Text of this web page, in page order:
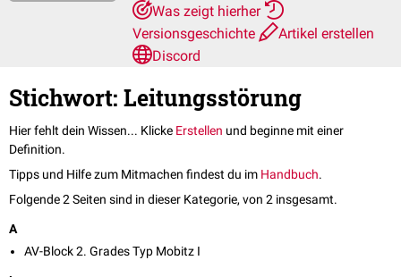
Was zeigt hierher
Versionsgeschichte
Artikel erstellen
Discord
Stichwort: Leitungsstörung
Hier fehlt dein Wissen... Klicke Erstellen und beginne mit einer
Definition.
Tipps und Hilfe zum Mitmachen findest du im Handbuch.
Folgende 2 Seiten sind in dieser Kategorie, von 2 insgesamt.
A
AV-Block 2. Grades Typ Mobitz I